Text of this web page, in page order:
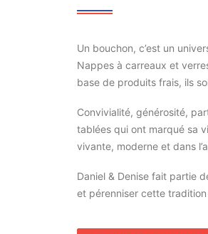
Un bouchon, c’est un
Nappes à carreaux et
base de produits frais, ils
Convivialité, générosité,
tablées qui ont marqué sa
vivante, moderne et dans
Daniel & Denise fait partie
et pérenniser cette